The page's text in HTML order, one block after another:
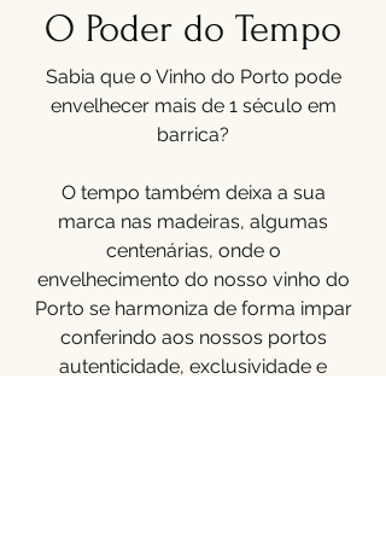
O Poder do Tempo
Sabia que o Vinho do Porto pode
envelhecer mais de 1 século em
barrica?
O tempo também deixa a sua
marca nas madeiras, algumas
centenárias, onde o
envelhecimento do nosso vinho do
Porto se harmoniza de forma impar
conferindo aos nossos portos
autenticidade, exclusividade e